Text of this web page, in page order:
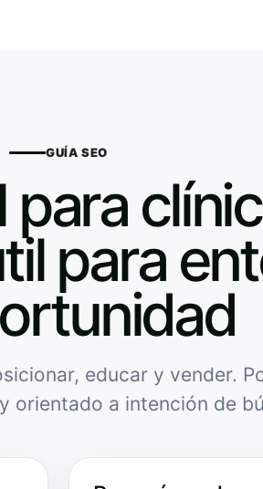
GUÍA SEO
para
para
educar y vender.
orientado a intención de